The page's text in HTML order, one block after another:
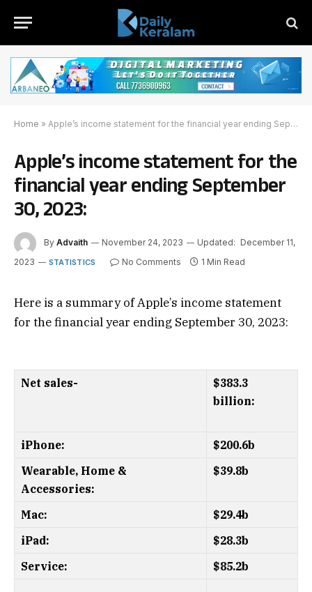
Home » Apple’s income statement for the financial year ending September 30, 2023:
Apple’s income statement for the
financial year ending September
30, 2023:
By Advaith November 24, 2023 Updated: December 11,
2023
STATISTICS No Comments 1 Min Read
Here is a summary of Apple’s income statement
for the financial year ending September 30, 2023:
Net sales-
$383.3
billion:
iPhone:
$200.6b
Wearable, Home &
Accessories:
$39.8b
Mac:
$29.4b
iPad:
$28.3b
Service:
$85.2b